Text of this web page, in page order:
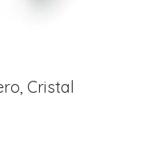
Cristal